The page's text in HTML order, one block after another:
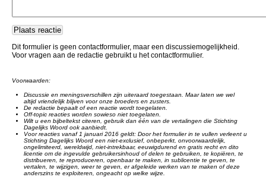
Dit formulier is geen contactformulier, maar een discussiemogelijkheid.
Voor vragen aan de redactie gebruikt u het contactformulier.
Voorwaarden:
Discussie en meningsverschillen zijn uiteraard toegestaan. Maar laten we wel
altijd vriendelijk blijven voor onze broeders en zusters.
De redactie bepaalt of een reactie wordt toegelaten.
Off-topic reacties worden sowieso niet toegelaten.
Wilt u een bijbeltekst citeren, gebruik dan één van de vertalingen die Stichting
Dagelijks Woord ook aanbiedt.
Voor reacties vanaf 1 januari 2016 geldt: Door het formulier in te vullen verleent u
Stichting Dagelijks Woord een niet-exclusief, onbeperkt, onvoorwaardelijk,
ongelimiteerd, wereldwijd, niet-intrekbaar, eeuwigdurend en gratis recht en dito
licentie om de ingevulde gebruikersinhoud of delen te gebruiken, te kopiëren, te
distribueren, te reproduceren, openbaar te maken, in sublicentie te geven, te
vertalen, te wijzigen, weer te geven, er afgeleide werken van te maken of deze
anderszins te exploiteren, ongeacht op welke wijze.